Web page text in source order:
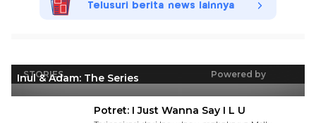
Telusuri berita news lainnya